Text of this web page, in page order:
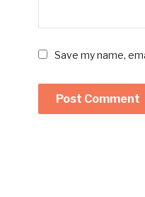
Save my name,